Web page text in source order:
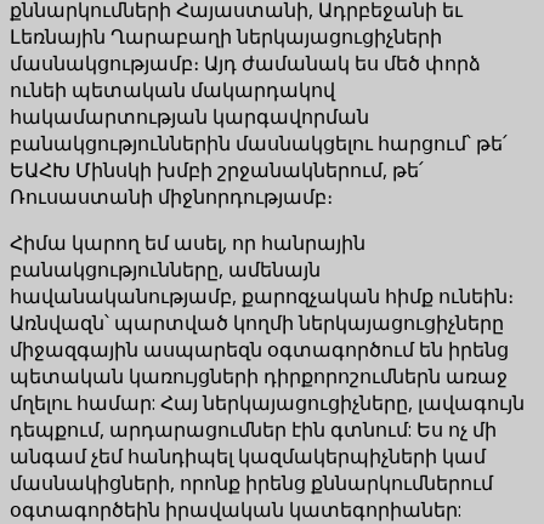
քննարկումների Հայաստանի, Ադրբեջանի եւ
Լեռնային Ղարաբաղի ներկայացուցիչների
մասնակցությամբ։ Այդ ժամանակ ես մեծ փորձ
ունեի պետական մակարդակով
հակամարտության կարգավորման
բանակցություններին մասնակցելու հարցում՝ թե՛
ԵԱՀԽ Մինսկի խմբի շրջանակներում, թե՛
Ռուսաստանի միջնորդությամբ։
Հիմա կարող եմ ասել, որ հանրային
բանակցությունները, ամենայն
հավանականությամբ, քարոզչական հիմք ունեին։
Առնվազն՝ պարտված կողմի ներկայացուցիչները
միջազգային ասպարեզն օգտագործում են իրենց
պետական կառույցների դիրքորոշումներն առաջ
մղելու համար: Հայ ներկայացուցիչները, լավագույն
դեպքում, արդարացումներ էին գտնում: Ես ոչ մի
անգամ չեմ հանդիպել կազմակերպիչների կամ
մասնակիցների, որոնք իրենց քննարկումներում
օգտագործեին իրավական կատեգորիաներ: